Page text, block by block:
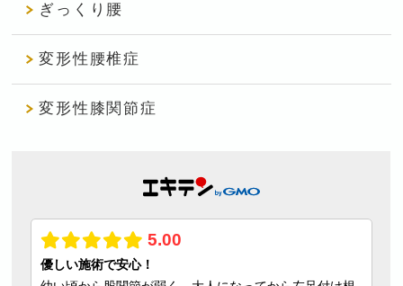
ぎっくり腰
変形性腰椎症
変形性膝関節症